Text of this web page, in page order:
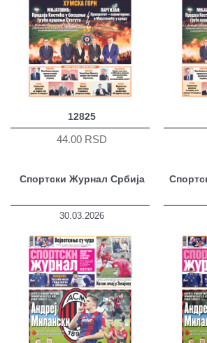
12825
44.00 RSD
Спортски Журнал Србија
30.03.2026